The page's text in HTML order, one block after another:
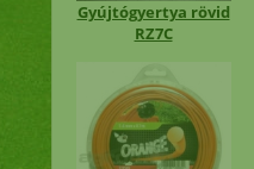
Gyújtógyertya rövid
RZ7C